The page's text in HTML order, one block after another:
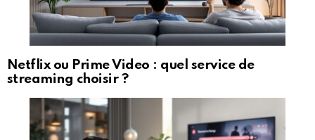
Netflix ou Prime Video : quel service de
streaming choisir ?